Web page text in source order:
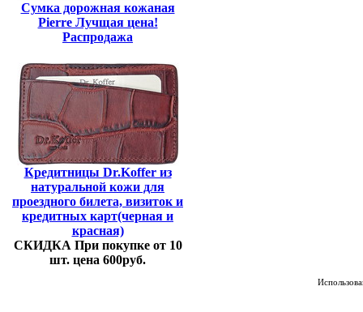
Сумка дорожная кожаная
Pierre Лучщая цена!
Распродажа
Кредитницы Dr.Koffer из
натуральной кожи для
проездного билета, визиток и
кредитных карт(черная и
красная)
СКИДКА При покупке от 10
шт. цена 600руб.